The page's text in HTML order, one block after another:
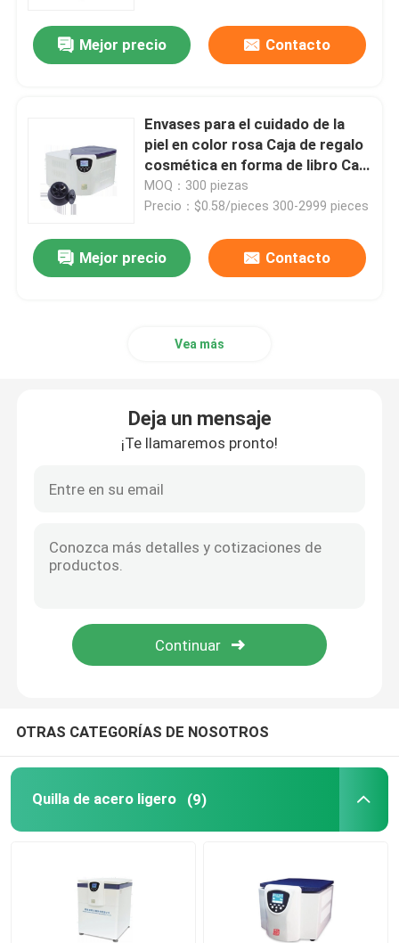
VR Show
Viaje de la fábrica
Control de calidad
Éntrenos en contacto con
Puntos de acero de calibre ligero
Partición de rodillos de acero
Partes de marcos metálicos
Mejor precio Contacto
Envases para el cuidado de la
piel en color rosa Caja de regalo
cosmética en forma de libro Caja
de papel magnético para el
cuidado de la piel Botellas
MOQ：300 piezas
Precio：$0.58/pieces 300-2999 pieces
Mejor precio Contacto
Vea más
Deja un mensaje
¡Te llamaremos pronto!
OTRAS CATEGORÍAS DE NOSOTROS
Quilla de acero ligero (9)